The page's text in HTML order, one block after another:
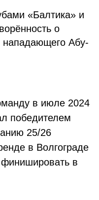
«Балтика» и
о
Абу-
в июле 2024
победителем
25/26
в Волгограде
в